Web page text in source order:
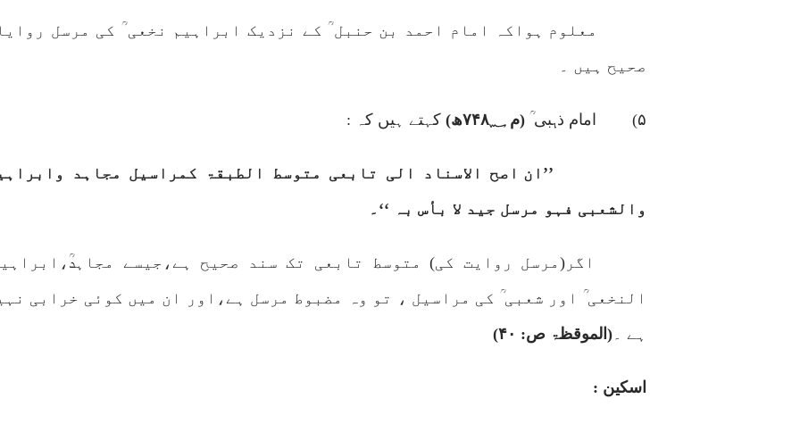
معلوم ہواکہ امام احمد بن حنبل ؒ کے نزدیک ابراہیم نخعی ؒ کی مرسل
صحیح ہیں ۔
۵) امام ذہبی ؒ (م۷۴۸؁ھ) کہتے ہیں کہ :
’’ان اصح الاسناد الی تابعی متوسط الطبقۃ کمراسیل مجاہد
والشعبی فہو مرسل جید لا بأس بہ ‘‘۔
اگر(مرسل روایت کی) متوسط تابعی تک سند صحیح ہے،جیسے
النخعی ؒ اور شعبی ؒ کی مراسیل ، تو وہ مضبوط مرسل ہے،اور ان میں کوئی خرابی
ہے ۔(الموقظۃ ص: ۴۰)
اسکین :